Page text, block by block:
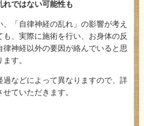
ではない可能性も
「自律神経の乱れ」の影響が考え
も、実際に施術を行い、お身体の反
律神経以外の要因が絡んでいると思
す。
過などによって異なりますので、詳
ていただきます。